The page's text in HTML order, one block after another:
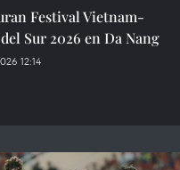
Festival Vietnam-
Sur 2026 en Da Nang
12:14